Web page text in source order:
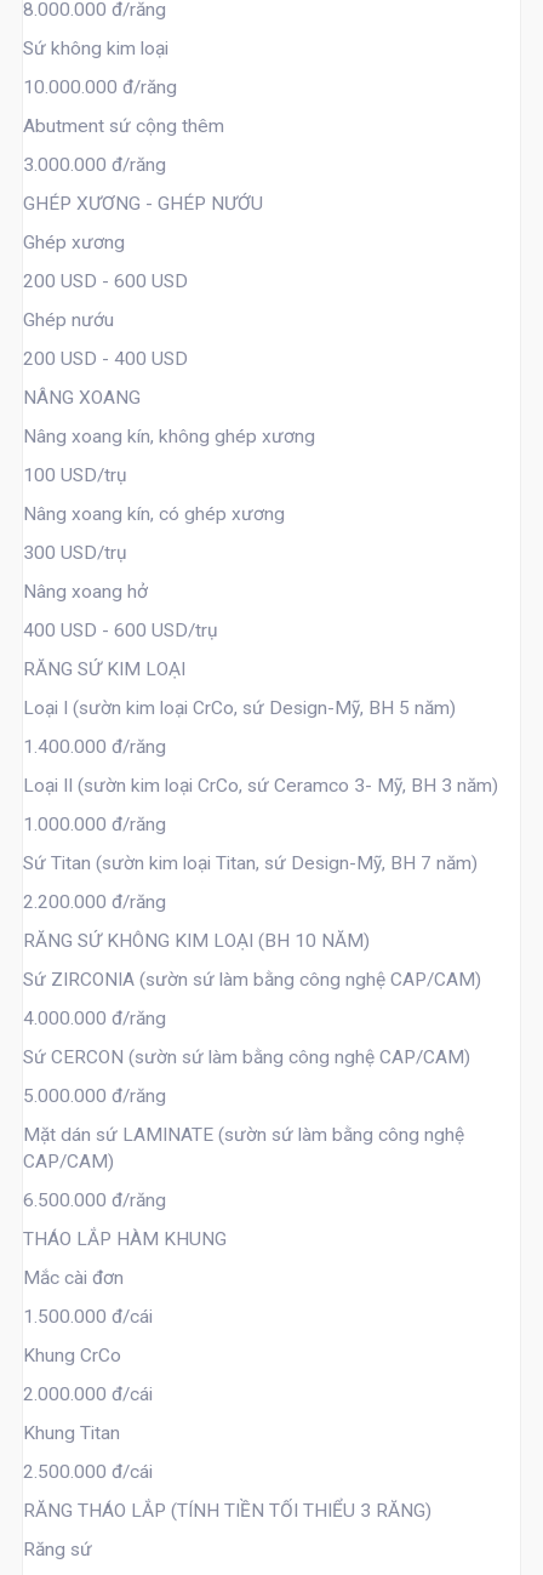
8.000.000 đ/răng
Sứ không kim loại
10.000.000 đ/răng
Abutment sứ cộng thêm
3.000.000 đ/răng
GHÉP XƯƠNG - GHÉP NƯỚU
Ghép xương
200 USD - 600 USD
Ghép nướu
200 USD - 400 USD
NÂNG XOANG
Nâng xoang kín, không ghép xương
100 USD/trụ
Nâng xoang kín, có ghép xương
300 USD/trụ
Nâng xoang hở
400 USD - 600 USD/trụ
RĂNG SỨ KIM LOẠI
Loại I (sườn kim loại CrCo, sứ Design-Mỹ, BH 5 năm)
1.400.000 đ/răng
Loại II (sườn kim loại CrCo, sứ Ceramco 3- Mỹ, BH 3 năm)
1.000.000 đ/răng
Sứ Titan (sườn kim loại Titan, sứ Design-Mỹ, BH 7 năm)
2.200.000 đ/răng
RĂNG SỨ KHÔNG KIM LOẠI (BH 10 NĂM)
Sứ ZIRCONIA (sườn sứ làm bằng công nghệ CAP/CAM)
4.000.000 đ/răng
Sứ CERCON (sườn sứ làm bằng công nghệ CAP/CAM)
5.000.000 đ/răng
Mặt dán sứ LAMINATE (sườn sứ làm bằng công nghệ
CAP/CAM)
6.500.000 đ/răng
THÁO LẮP HÀM KHUNG
Mắc cài đơn
1.500.000 đ/cái
Khung CrCo
2.000.000 đ/cái
Khung Titan
2.500.000 đ/cái
RĂNG THÁO LẮP (TÍNH TIỀN TỐI THIỂU 3 RĂNG)
Răng sứ